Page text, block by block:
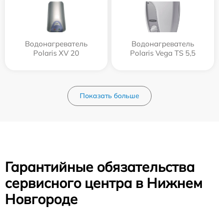
Водонагреватель
Polaris XV 20
Водонагреватель
Polaris Vega TS 5,5
Показать больше
Гарантийные обязательства
сервисного центра в Нижнем
Новгороде